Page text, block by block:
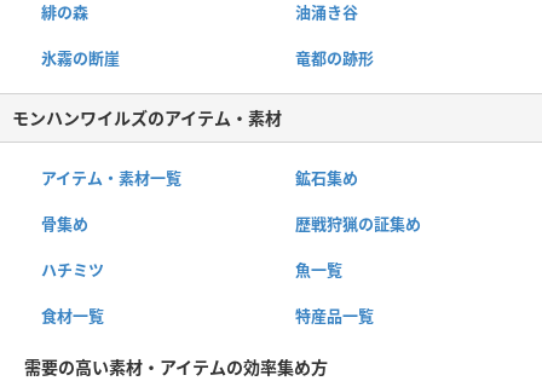
緋の森 油涌き谷
氷霧の断崖 竜都の跡形
モンハンワイルズのアイテム・素材
アイテム・素材一覧 鉱石集め
骨集め 歴戦狩猟の証集め
ハチミツ 魚一覧
食材一覧 特産品一覧
需要の高い素材・アイテムの効率集め方